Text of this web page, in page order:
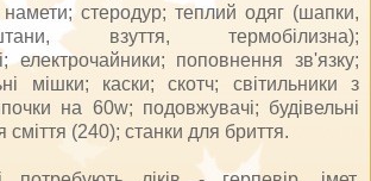
намети; стеродур; теплий одяг (шапки,
взуття, термобілизна);
електрочайники; поповнення зв'язку;
мішки; каски; скотч; світильники з
на 60w; подовжувачі; будівельні
сміття (240); станки для бриття.